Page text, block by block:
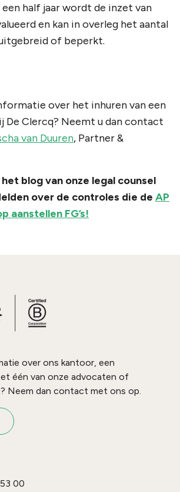
half jaar wordt de inzet van
en kan in overleg het aantal
of beperkt.
over het inhuren van een
De Clercq? Neemt u dan contact
van Duuren, Partner &
blog van onze legal counsel
over de controles die de AP
aanstellen FG’s!
over ons kantoor, een
één van onze advocaten of
Neem dan contact met ons op.
00